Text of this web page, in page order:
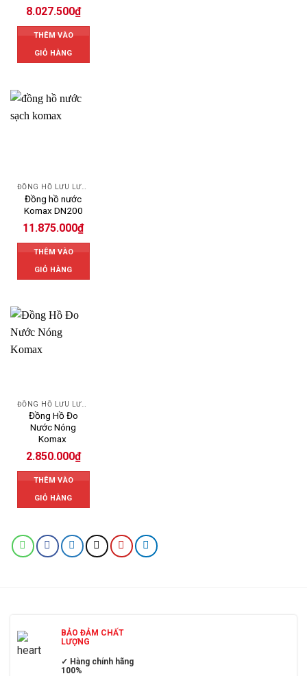
8.027.500₫
THÊM VÀO
GIỎ HÀNG
ĐỒNG HỒ LƯU LƯỢNG NƯỚC KOMAX
Đồng hồ nước
Komax DN200
11.875.000₫
THÊM VÀO
GIỎ HÀNG
ĐỒNG HỒ LƯU LƯỢNG NƯỚC KOMAX
Đồng Hồ Đo
Nước Nóng
Komax
2.850.000₫
THÊM VÀO
GIỎ HÀNG
BẢO ĐẢM CHẤT
LƯỢNG
✓ Hàng chính hãng
100%